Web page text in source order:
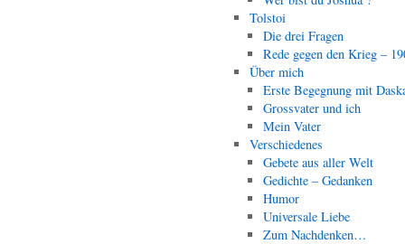
Tolstoi
Die drei Fragen
Rede gegen den Krieg –
Über mich
Erste Begegnung mit
Grossvater und ich
Mein Vater
Verschiedenes
Gebete aus aller Welt
Gedichte – Gedanken
Humor
Universale Liebe
Zum Nachdenken…